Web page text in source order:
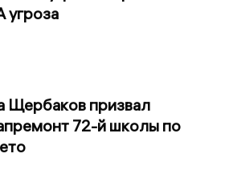
угроза
Щербаков призвал
72-й школы по